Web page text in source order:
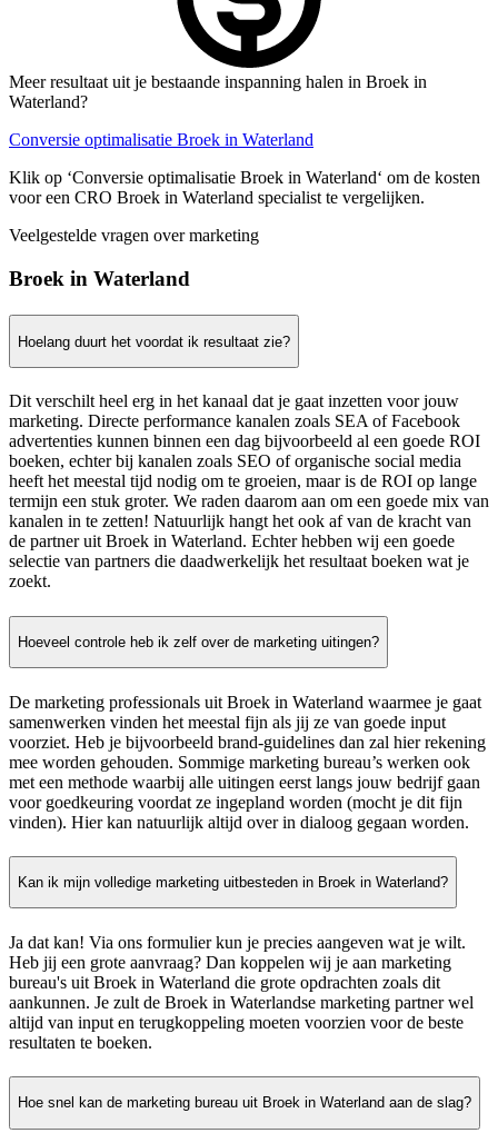
Meer resultaat uit je bestaande inspanning halen in Broek in
Waterland?
Conversie optimalisatie Broek in Waterland
Klik op ‘Conversie optimalisatie Broek in Waterland‘ om de kosten
voor een CRO Broek in Waterland specialist te vergelijken.
Veelgestelde vragen over marketing
Broek in Waterland
Hoelang duurt het voordat ik resultaat zie?
Dit verschilt heel erg in het kanaal dat je gaat inzetten voor jouw
marketing. Directe performance kanalen zoals SEA of Facebook
advertenties kunnen binnen een dag bijvoorbeeld al een goede ROI
boeken, echter bij kanalen zoals SEO of organische social media
heeft het meestal tijd nodig om te groeien, maar is de ROI op lange
termijn een stuk groter. We raden daarom aan om een goede mix van
kanalen in te zetten! Natuurlijk hangt het ook af van de kracht van
de partner uit Broek in Waterland. Echter hebben wij een goede
selectie van partners die daadwerkelijk het resultaat boeken wat je
zoekt.
Hoeveel controle heb ik zelf over de marketing uitingen?
De marketing professionals uit Broek in Waterland waarmee je gaat
samenwerken vinden het meestal fijn als jij ze van goede input
voorziet. Heb je bijvoorbeeld brand-guidelines dan zal hier rekening
mee worden gehouden. Sommige marketing bureau’s werken ook
met een methode waarbij alle uitingen eerst langs jouw bedrijf gaan
voor goedkeuring voordat ze ingepland worden (mocht je dit fijn
vinden). Hier kan natuurlijk altijd over in dialoog gegaan worden.
Kan ik mijn volledige marketing uitbesteden in Broek in Waterland?
Ja dat kan! Via ons formulier kun je precies aangeven wat je wilt.
Heb jij een grote aanvraag? Dan koppelen wij je aan marketing
bureau's uit Broek in Waterland die grote opdrachten zoals dit
aankunnen. Je zult de Broek in Waterlandse marketing partner wel
altijd van input en terugkoppeling moeten voorzien voor de beste
resultaten te boeken.
Hoe snel kan de marketing bureau uit Broek in Waterland aan de slag?